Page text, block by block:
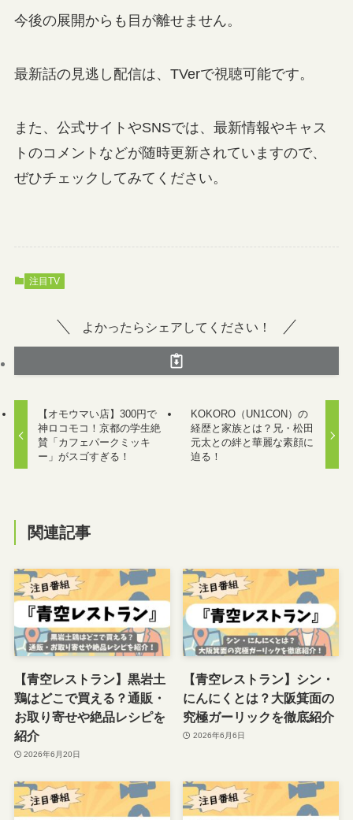
今後の展開からも目が離せません。
最新話の見逃し配信は、TVerで視聴可能です。
また、公式サイトやSNSでは、最新情報やキャス
トのコメントなどが随時更新されていますので、
ぜひチェックしてみてください。
注目TV
よかったらシェアしてください！
【オモウマい店】300円で
神ロコモコ！京都の学生絶
賛「カフェパークミッキ
ー」がスゴすぎる！
KOKORO（UN1CON）の
経歴と家族とは？兄・松田
元太との絆と華麗な素顔に
迫る！
関連記事
【青空レストラン】黒岩土
鶏はどこで買える？通販・
お取り寄せや絶品レシピを
紹介
2026年6月20日
【青空レストラン】シン・
にんにくとは？大阪箕面の
究極ガーリックを徹底紹介
2026年6月6日